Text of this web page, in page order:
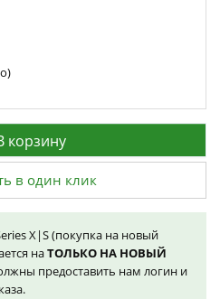
корзину
в один клик
X|S (покупка на новый
наТОЛЬКО НА НОВЫЙ
предоставить нам логин и